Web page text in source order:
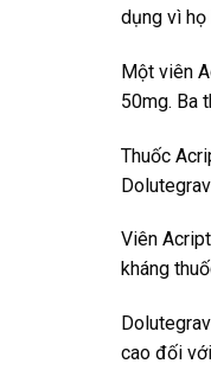
dụng vì họ
Một viên
50mg. Ba
Thuốc
Viên
kháng
cao đối